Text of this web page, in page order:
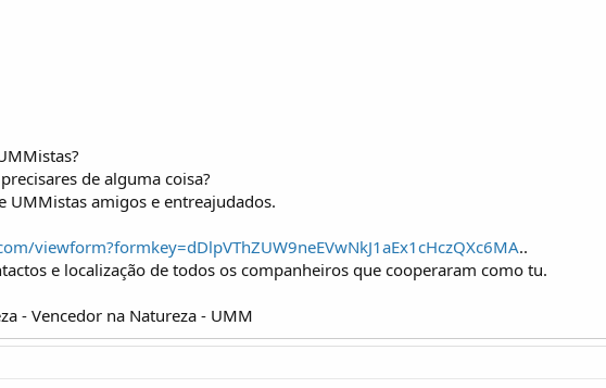
de alguma coisa?
UMMistas amigos e entreajudados.
viewform?formkey=dDlpVThZUW9neEVwNkJ1aEx1cHczQXc6MA..
e localização de todos os companheiros que cooperaram como tu.
- Vencedor na Natureza - UMM